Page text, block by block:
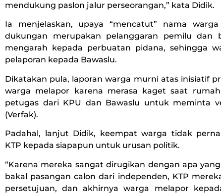
mendukung paslon jalur perseorangan,” kata Didik.
Ia menjelaskan, upaya “mencatut” nama
dukungan merupakan pelanggaran pemilu dan
mengarah kepada perbuatan pidana, sehingga
pelaporan kepada Bawaslu.
Dikatakan pula, laporan warga murni atas inisiatif
warga melapor karena merasa kaget saat
petugas dari KPU dan Bawaslu untuk meminta
(Verfak).
Padahal, lanjut Didik, keempat warga tidak
KTP kepada siapapun untuk urusan politik.
“Karena mereka sangat dirugikan dengan apa
bakal pasangan calon dari independen, KTP
persetujuan, dan akhirnya warga melapor